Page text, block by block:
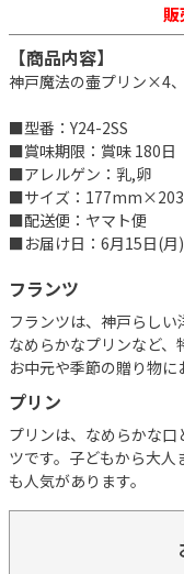
販
【商品内容】
神戸魔法の壷プリン×4
■型番：Y24-2SS
■賞味期限：賞味 180日
■アレルゲン：乳,卵
■サイズ：
■配送便：ヤマト便
■お届け日：6月15日(月
フランツ
フランツは、神戸らしい
なめらかなプリンなど、
お中元や季節の贈り物に
プリン
プリンは、なめらかな
ツです。子どもから大
も人気があります。